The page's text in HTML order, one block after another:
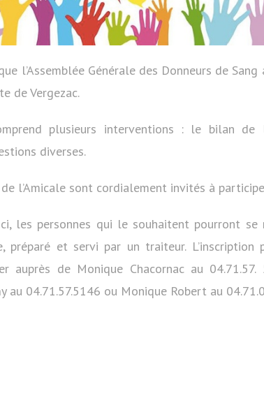
l’Assemblée Générale des Donneurs de
de Vergezac.
plusieurs interventions : le bilan de
diverses.
l’Amicale sont cordialement invités à
les personnes qui le souhaitent pourront se
préparé et servi par un traiteur.
auprès de Monique Chacornac au 04.71.57.
au 04.71.57.5146 ou Monique Robert au